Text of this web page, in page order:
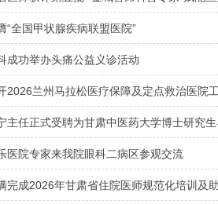
“全国甲状腺疾病联盟医院”
成功举办头痛公益义诊活动
2026兰州马拉松医疗保障及定点救治医院
主任正式受聘为甘肃中医药大学博士研究
医院专家来我院眼科二病区参观交流
完成2026年甘肃省住院医师规范化培训及